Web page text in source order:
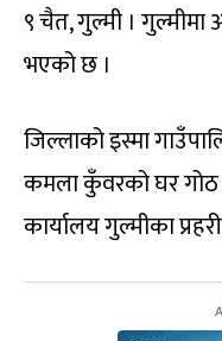
९ चैत, गुल्मी ।
भएको छ ।
जिल्लाको इस्मा
कमला कुँवरको घर गोठ
कार्यालय गुल्मीका